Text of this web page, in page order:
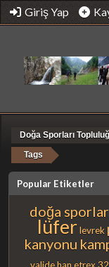
Giriş Yap
Doğa Sporları
Tags
Popular Etiketler
doğa
lüfer levrek
kanyonu
valide han etrex